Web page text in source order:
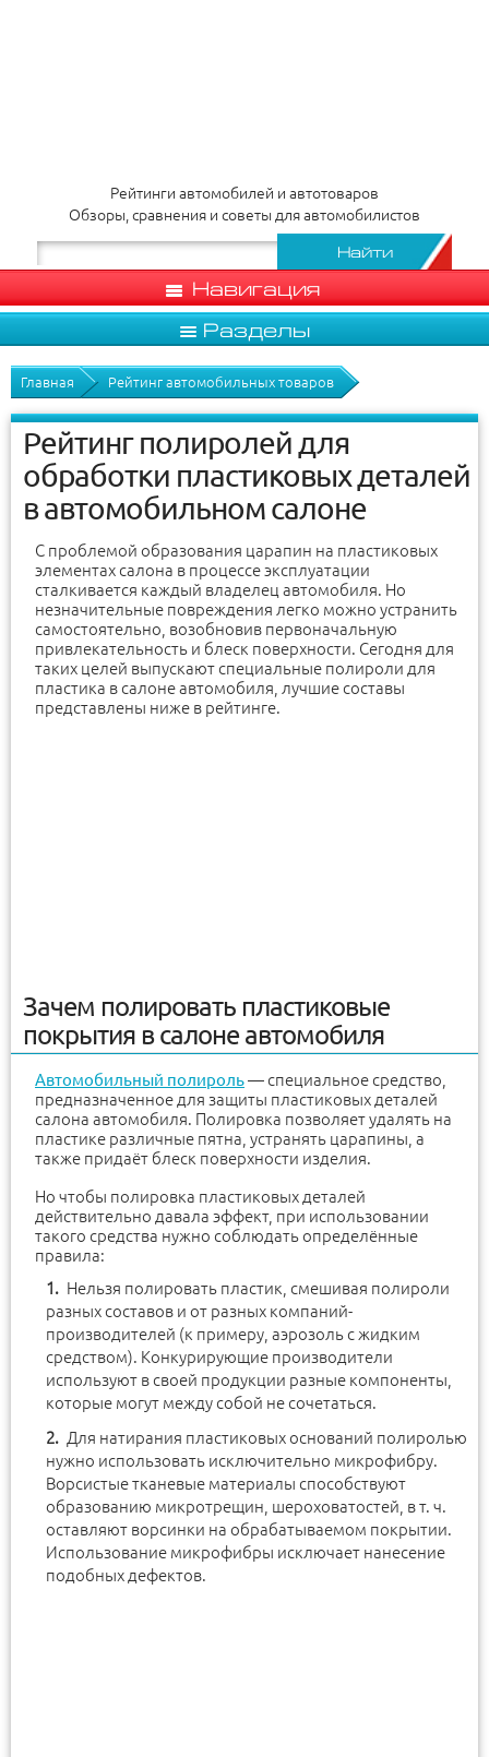
Рейтинги автомобилей и автотоваров
Обзоры, сравнения и советы для автомобилистов
Навигация
Разделы
Главная Рейтинг автомобильных товаров
Рейтинг полиролей для
обработки пластиковых деталей
в автомобильном салоне
С проблемой образования царапин на пластиковых
элементах салона в процессе эксплуатации
сталкивается каждый владелец автомобиля. Но
незначительные повреждения легко можно устранить
самостоятельно, возобновив первоначальную
привлекательность и блеск поверхности. Сегодня для
таких целей выпускают специальные полироли для
пластика в салоне автомобиля, лучшие составы
представлены ниже в рейтинге.
Зачем полировать пластиковые
покрытия в салоне автомобиля
Автомобильный полироль— специальное средство,
предназначенное для защиты пластиковых деталей
салона автомобиля. Полировка позволяет удалять на
пластике различные пятна, устранять царапины, а
также придаёт блеск поверхности изделия.
Но чтобы полировка пластиковых деталей
действительно давала эффект, при использовании
такого средства нужно соблюдать определённые
правила:
Нельзя полировать пластик, смешивая полироли
разных составов и от разных компаний-
производителей (к примеру, аэрозоль с жидким
средством). Конкурирующие производители
используют в своей продукции разные компоненты,
которые могут между собой не сочетаться.
Для натирания пластиковых оснований полиролью
нужно использовать исключительно микрофибру.
Ворсистые тканевые материалы способствуют
образованию микротрещин, шероховатостей, в т. ч.
оставляют ворсинки на обрабатываемом покрытии.
Использование микрофибры исключает нанесение
подобных дефектов.